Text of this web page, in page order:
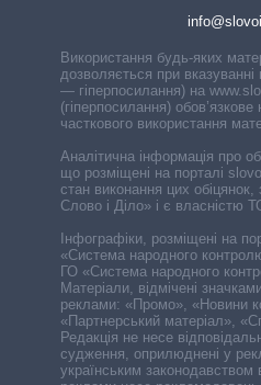
Використання будь-яких
дозволяється при вказуванні
— гіперпосилання) на
(гіперпосилання)
часткового використання
Аналітична інформація про
що розміщені на порталі
стан виконання цих
Слово і Діло» і є власністю
Інфографіки, розміщені на
«Система народного
ГО «Система народного
Матеріали, відмічені
реклами: «Промо», «Новини
«Партнерський матеріал»,
Редакція не несе
судження, оприлюднені у
українським законодавством